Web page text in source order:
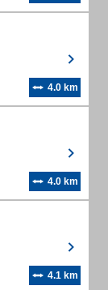
4.0 km
4.0 km
4.1 km